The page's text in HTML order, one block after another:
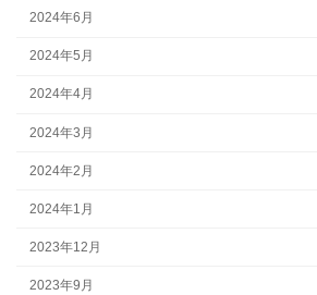
2024年6月
2024年5月
2024年4月
2024年3月
2024年2月
2024年1月
2023年12月
2023年9月